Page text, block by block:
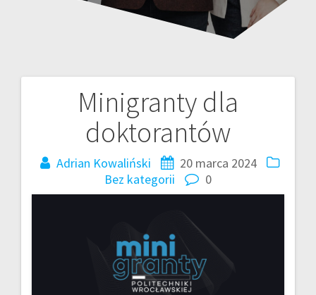
Minigranty dla
doktorantów
Adrian Kowaliński
20 marca 2024
Bez kategorii
0
Nawigacja
wpisu